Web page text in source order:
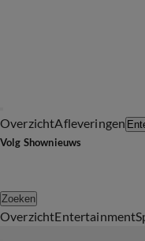
OverzichtAfleveringen
Volg Shownieuws
Zoeken
OverzichtEntertainment